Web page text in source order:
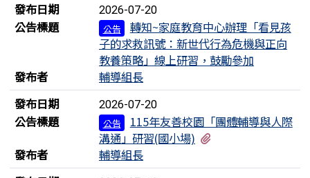
發布日期
2026-07-20
公告標題 公告
轉知~家庭教育中心辦理「看見孩
子的求救訊號：新世代行為危機與正向
教養策略」線上研習，鼓勵參加
發布者
輔導組長
發布日期
2026-07-20
公告標題 公告
115年友善校園「團體輔導與人際
溝通」研習(國小場)
發布者
輔導組長